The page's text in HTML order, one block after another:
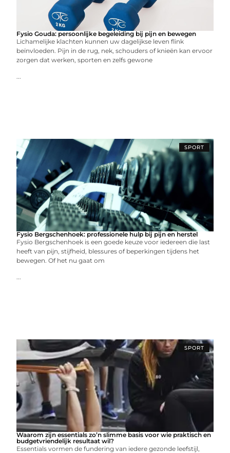
Fysio Gouda: persoonlijke begeleiding bij pijn en bewegen
Lichamelijke klachten kunnen uw dagelijkse leven flink
beïnvloeden. Pijn in de rug, nek, schouders of knieën kan ervoor
zorgen dat werken, sporten en zelfs gewone
...
SPORT
Fysio Bergschenhoek: professionele hulp bij pijn en herstel
Fysio Bergschenhoek is een goede keuze voor iedereen die last
heeft van pijn, stijfheid, blessures of beperkingen tijdens het
bewegen. Of het nu gaat om
...
SPORT
Waarom zijn essentials zo’n slimme basis voor wie praktisch en
budgetvriendelijk resultaat wil?
Essentials vormen de fundering van iedere gezonde leefstijl,